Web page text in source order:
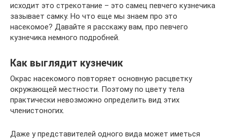
исходит это стрекотание – это самец певчего кузнечика
зазывает самку. Но что еще мы знаем про это
насекомое? Давайте я расскажу вам, про певчего
кузнечика немного подробней.
Как выглядит кузнечик
Окрас насекомого повторяет основную расцветку
окружающей местности. Поэтому по цвету тела
практически невозможно определить вид этих
членистоногих.
Даже у представителей одного вида может иметься